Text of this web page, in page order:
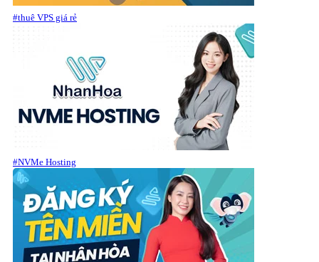
#thuê VPS giá rẻ
#NVMe Hosting